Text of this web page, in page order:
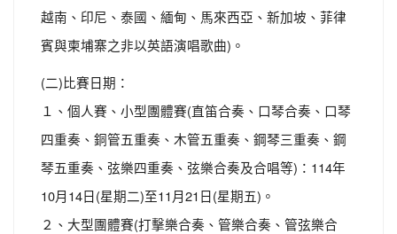
越南、印尼、泰國、緬甸、馬來西亞、新加坡、菲律
賓與柬埔寨之非以英語演唱歌曲)。
(二)比賽日期：
１、個人賽、小型團體賽(直笛合奏、口琴合奏、口琴
四重奏、銅管五重奏、木管五重奏、鋼琴三重奏、鋼
琴五重奏、弦樂四重奏、弦樂合奏及合唱等)：114年
10月14日(星期二)至11月21日(星期五)。
２、大型團體賽(打擊樂合奏、管樂合奏、管弦樂合